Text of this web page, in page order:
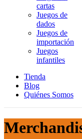
cartas
Juegos de
dados
Juegos de
importación
Juegos
infantiles
Tienda
Blog
Quiénes Somos